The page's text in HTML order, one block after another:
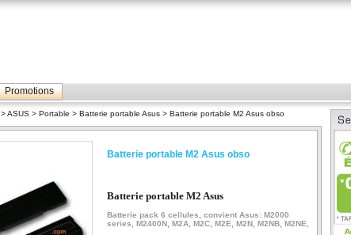
Promotions
>ASUS > Portable > Batterie portable Asus > Batterie portable M2 Asus obso
Batterie portable M2 Asus obso
Batterie portable M2 Asus
Batterie pack 6 cellules, convient Asus: M2000
series, M2400N, M2A, M2C, M2E, M2N, M2NB, M2NE,